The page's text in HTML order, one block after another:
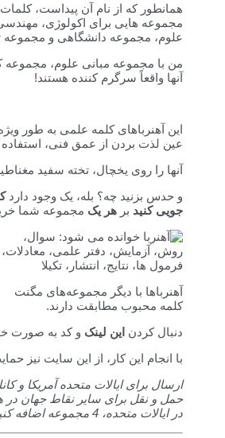
همانطور که از نام آن پیداست،
مجموعه هایی برای اکولوژی،
علوم، مجموعه دانشگاهی و مجموعه
آنها واقعاً سرگرم کننده هستند!
این آهنرباهای کلمه علمی به طور
عین لذت بردن از عمق فنی، استفاده
آنها را روی یخچال، تخته سفید
و حدس بزنید چه؟ بله، یک وجود دارد
جویی کنید بر هر یک مجموعه شما
آهنرباها با دیگر مجموعه‌های مگنت
کلمه محبوب مطابقت دارند.
دنبال کردن این لینک و کد به صورت
با انجام این کار، از این سایت
در ایالات متحده، 4 مجموعه اضافه کنید!